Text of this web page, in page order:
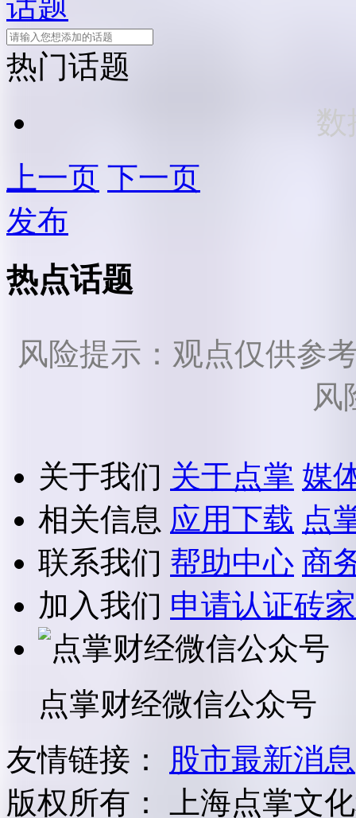
话题
热门话题
数
上一页 下一页
发布
热点话题
风险提示：观点仅供参
风
关于我们 关于点掌 媒
相关信息 应用下载 点
联系我们 帮助中心 商
加入我们 申请认证砖家
点掌财经微信公众号
友情链接：
股市最新消息
版权所有：
上海点掌文